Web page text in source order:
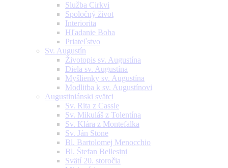
Služba Cirkvi
Spoločný život
Interiorita
Hľadanie Boha
Priateľstvo
Sv. Augustín
Životopis sv. Augustína
Diela sv. Augustína
Myšlienky sv. Augustína
Modlitba k sv. Augustínovi
Augustiniánski svätci
Sv. Rita z Cassie
Sv. Mikuláš z Tolentína
Sv. Klára z Montefalka
Sv. Ján Stone
Bl. Bartolomej Menocchio
Bl. Štefan Bellesini
Svätí 20. storočia